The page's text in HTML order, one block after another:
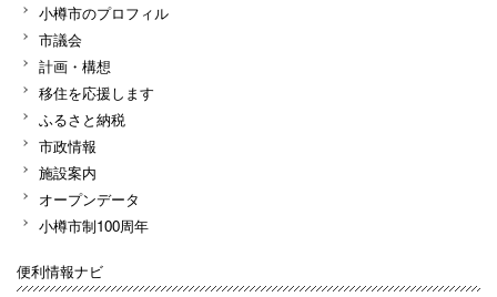
小樽市のプロフィル
市議会
計画・構想
移住を応援します
ふるさと納税
市政情報
施設案内
オープンデータ
小樽市制100周年
便利情報ナビ